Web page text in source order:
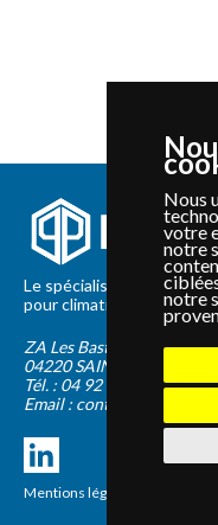
Nous
votre
notre
notre
Le spécialiste depuis
pour climatisation et
ZA Les Bastides Blanches
04220 SAINTE-TULLE
Tél. : 04 92 75 89 55
Email :
Mentions légales